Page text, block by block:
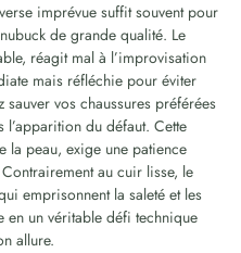
imprévue suffit souvent pour
de grande qualité. Le
réagit mal à l’improvisation
mais réfléchie pour éviter
vos chaussures préférées
l’apparition du défaut. Cette
la peau, exige une patience
au cuir lisse, le
emprisonnent la saleté et les
en un véritable défi technique
allure.